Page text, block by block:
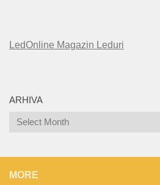
LedOnline Magazin Leduri
ARHIVA
Arhiva
MORE